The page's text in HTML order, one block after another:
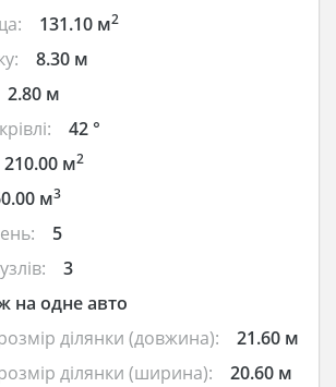
131.10 м2
8.30 м
2.80 м
42 °
210.00 м2
м3
5
3
на одне авто
ділянки (довжина):
21.60 м
ділянки (ширина):
20.60 м